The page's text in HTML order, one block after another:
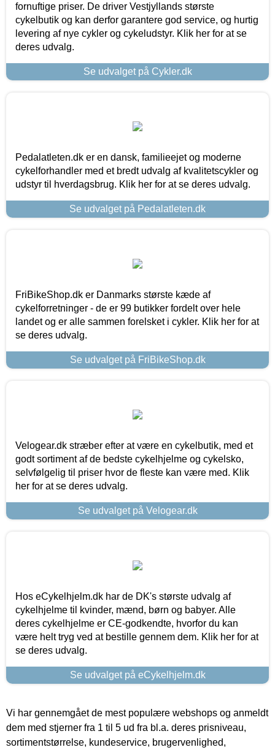
fornuftige priser. De driver Vestjyllands største
cykelbutik og kan derfor garantere god service, og hurtig
levering af nye cykler og cykeludstyr. Klik her for at se
deres udvalg.
Se udvalget på Cykler.dk
Pedalatleten.dk er en dansk, familieejet og moderne
cykelforhandler med et bredt udvalg af kvalitetscykler og
udstyr til hverdagsbrug. Klik her for at se deres udvalg.
Se udvalget på Pedalatleten.dk
FriBikeShop.dk er Danmarks største kæde af
cykelforretninger - de er 99 butikker fordelt over hele
landet og er alle sammen forelsket i cykler. Klik her for at
se deres udvalg.
Se udvalget på FriBikeShop.dk
Velogear.dk stræber efter at være en cykelbutik, med et
godt sortiment af de bedste cykelhjelme og cykelsko,
selvfølgelig til priser hvor de fleste kan være med. Klik
her for at se deres udvalg.
Se udvalget på Velogear.dk
Hos eCykelhjelm.dk har de DK's største udvalg af
cykelhjelme til kvinder, mænd, børn og babyer. Alle
deres cykelhjelme er CE-godkendte, hvorfor du kan
være helt tryg ved at bestille gennem dem. Klik her for at
se deres udvalg.
Se udvalget på eCykelhjelm.dk
Vi har gennemgået de mest populære webshops og anmeldt
dem med stjerner fra 1 til 5 ud fra bl.a. deres prisniveau,
sortimentstørrelse, kundeservice, brugervenlighed,